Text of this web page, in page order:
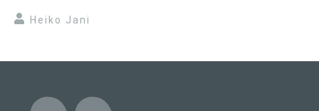
Heiko Jani